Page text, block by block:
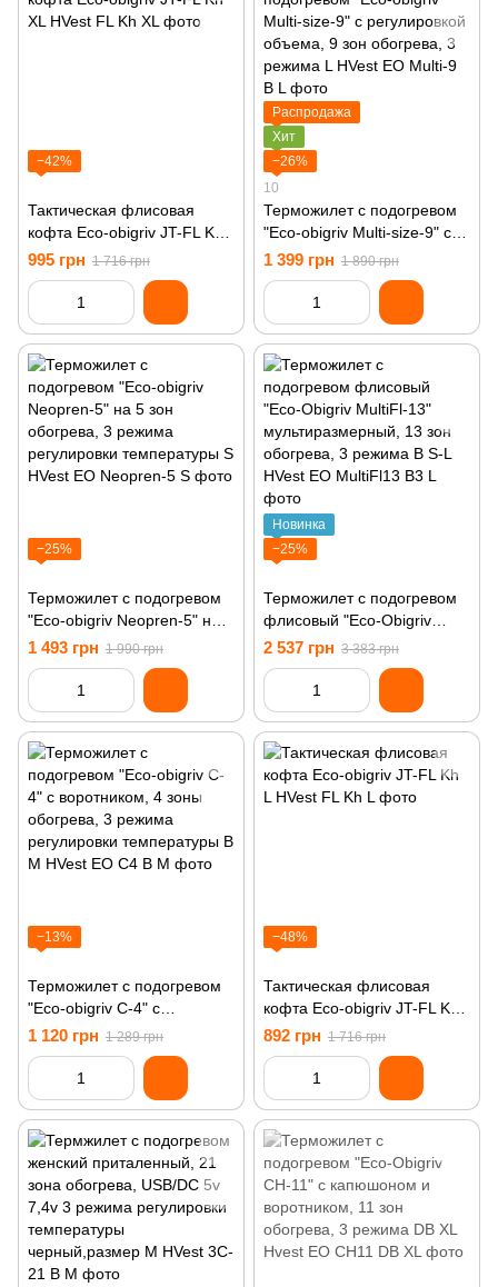
−42%
Тактическая флисовая
кофта Eco-obigriv JT-FL Kh
XL
995 грн 1 716 грн
Распродажа
Хит
−26%
10
Терможилет с подогревом
"Eco-obigriv Multi-size-9" с
регулировкой объема, 9 зон
обогрева, 3 режима L
1 399 грн 1 890 грн
−25%
Терможилет с подогревом
"Eco-obigriv Neopren-5" на 5
зон обогрева, 3 режима
регулировки температуры S
1 493 грн 1 990 грн
Новинка
−25%
Терможилет с подогревом
флисовый "Eco-Obigriv
MultiFl-13"
мультиразмерный, 13 зон
обогрева, 3 режима B S-L
2 537 грн 3 383 грн
−13%
Терможилет с подогревом
"Eco-obigriv C-4" с
воротником, 4 зоны
обогрева, 3 режима
регулировки температуры B
M
1 120 грн 1 289 грн
−48%
Тактическая флисовая
кофта Eco-obigriv JT-FL Kh
L
892 грн 1 716 грн